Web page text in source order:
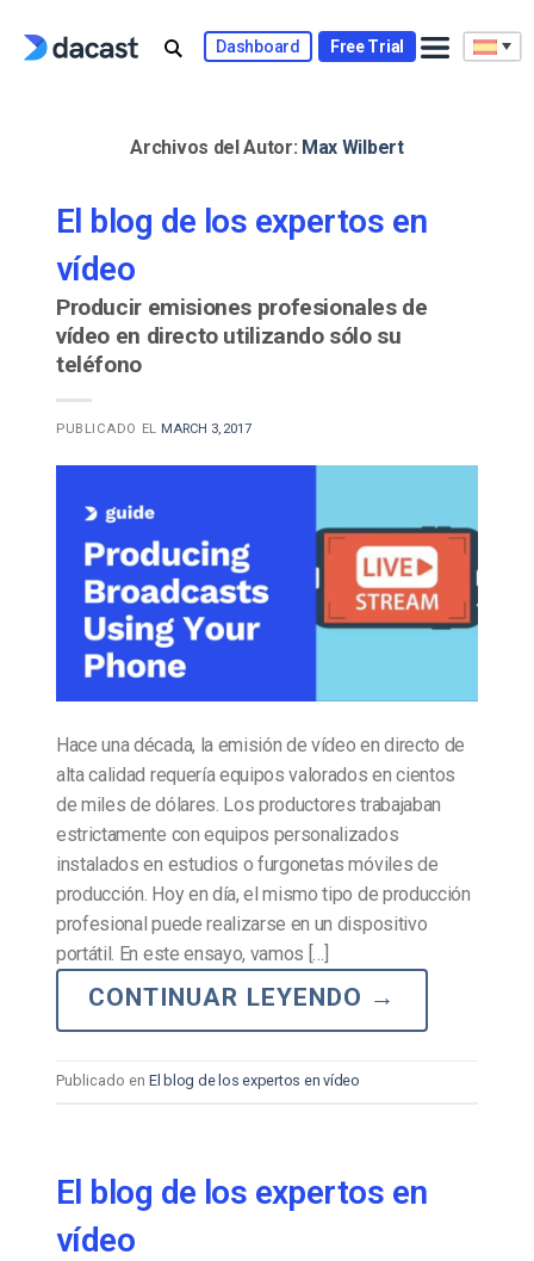
Dashboard Free Trial
Archivos del Autor: Max Wilbert
El blog de los expertos en
vídeo
Producir emisiones profesionales de
vídeo en directo utilizando sólo su
teléfono
PUBLICADO EL MARCH 3, 2017
Hace una década, la emisión de vídeo en directo de
alta calidad requería equipos valorados en cientos
de miles de dólares. Los productores trabajaban
estrictamente con equipos personalizados
instalados en estudios o furgonetas móviles de
producción. Hoy en día, el mismo tipo de producción
profesional puede realizarse en un dispositivo
portátil. En este ensayo, vamos […]
CONTINUAR LEYENDO →
Publicado en El blog de los expertos en vídeo
El blog de los expertos en
vídeo